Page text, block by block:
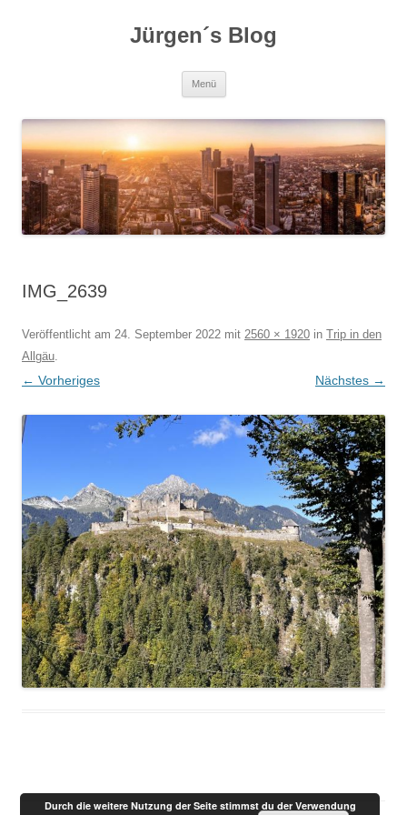
Jürgen´s Blog
Menü
IMG_2639
Veröffentlicht am 24. September 2022 mit 2560 × 1920 in Trip in den
Allgäu
← Vorheriges Nächstes →
Durch die weitere Nutzung der Seite stimmst du der Verwendung